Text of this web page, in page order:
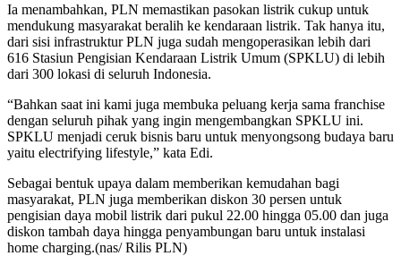
Ia menambahkan, PLN memastikan pasokan listrik cukup untuk
mendukung masyarakat beralih ke kendaraan listrik. Tak hanya itu,
dari sisi infrastruktur PLN juga sudah mengoperasikan lebih dari
616 Stasiun Pengisian Kendaraan Listrik Umum (SPKLU) di lebih
dari 300 lokasi di seluruh Indonesia.
“Bahkan saat ini kami juga membuka peluang kerja sama franchise
dengan seluruh pihak yang ingin mengembangkan SPKLU ini.
SPKLU menjadi ceruk bisnis baru untuk menyongsong budaya baru
yaitu electrifying lifestyle,” kata Edi.
Sebagai bentuk upaya dalam memberikan kemudahan bagi
masyarakat, PLN juga memberikan diskon 30 persen untuk
pengisian daya mobil listrik dari pukul 22.00 hingga 05.00 dan juga
diskon tambah daya hingga penyambungan baru untuk instalasi
home charging.(nas/ Rilis PLN)